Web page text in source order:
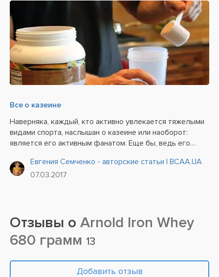
Все о казеине
Наверняка, каждый, кто активно увлекается тяжелыми
видами спорта, наслышан о казеине или наоборот:
является его активным фанатом. Еще бы, ведь его
нашему организму. Белок казеина часто используют как
основу большинства...
Евгения Семченко - авторские статьи | BCAA.UA
07.03.2017
Отзывы о Arnold Iron Whey
680 грамм 13
Добавить отзыв